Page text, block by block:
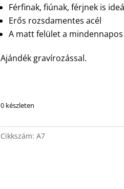
Férfinak, fiúnak, férjnek is
Erős rozsdamentes acél
A matt felület a
Ajándék gravírozással.
0 készleten
Cikkszám: A7